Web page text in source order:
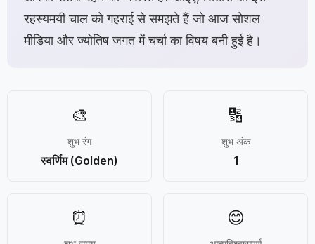
रहस्यमयी चाल को गहराई से समझते हैं जो आज सोशल
मीडिया और ज्योतिष जगत में चर्चा का विषय बनी हुई है।
🎨
शुभ रंग
स्वर्णिम (Golden)
🔢
शुभ अंक
1
⏰ 😊